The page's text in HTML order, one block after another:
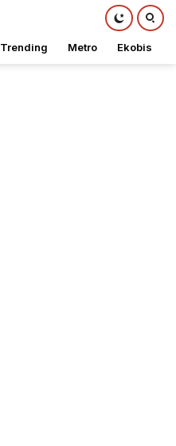
Trending Metro Ekobis